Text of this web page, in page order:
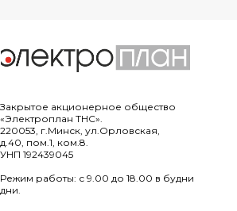
Закрытое акционерное общество
«Электроплан ТНС».
220053, г.Минск, ул.Орловская,
д.40, пом.1, ком.8.
УНП 192439045
Режим работы: с 9.00 до 18.00 в будни
дни.